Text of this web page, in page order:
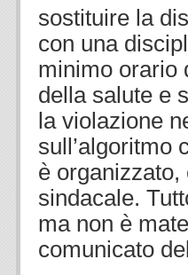
sostituire la
con una
minimo orario
della salute e
la violazione
sull’algoritmo
è
sindacale.
ma non è
comunicato